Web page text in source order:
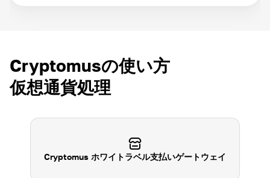
Cryptomusの使い方
仮想通貨処理
Cryptomus ホワイトラベル支払いゲートウェイ